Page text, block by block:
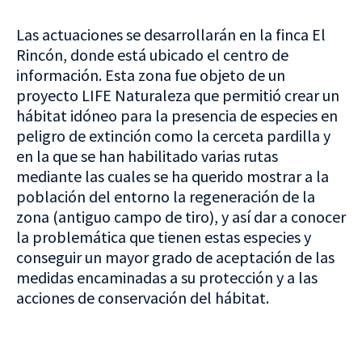
Las actuaciones se desarrollarán en la finca El
Rincón, donde está ubicado el centro de
información. Esta zona fue objeto de un
proyecto LIFE Naturaleza que permitió crear un
hábitat idóneo para la presencia de especies en
peligro de extinción como la cerceta pardilla y
en la que se han habilitado varias rutas
mediante las cuales se ha querido mostrar a la
población del entorno la regeneración de la
zona (antiguo campo de tiro), y así dar a conocer
la problemática que tienen estas especies y
conseguir un mayor grado de aceptación de las
medidas encaminadas a su protección y a las
acciones de conservación del hábitat.